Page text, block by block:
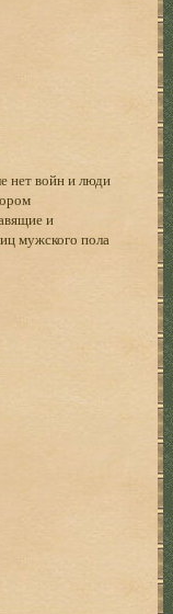
нет войн и люди
и
мужского пола